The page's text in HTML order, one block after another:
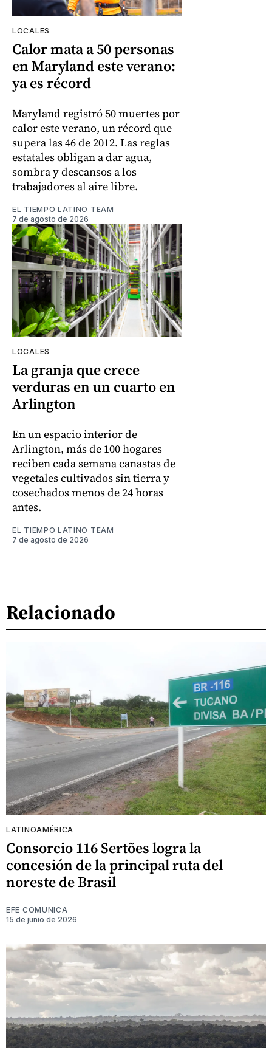
LOCALES
Calor mata a 50 personas
en Maryland este verano:
ya es récord
Maryland registró 50 muertes por
calor este verano, un récord que
supera las 46 de 2012. Las reglas
estatales obligan a dar agua,
sombra y descansos a los
trabajadores al aire libre.
EL TIEMPO LATINO TEAM
7 de agosto de 2026
LOCALES
La granja que crece
verduras en un cuarto en
Arlington
En un espacio interior de
Arlington, más de 100 hogares
reciben cada semana canastas de
vegetales cultivados sin tierra y
cosechados menos de 24 horas
antes.
EL TIEMPO LATINO TEAM
7 de agosto de 2026
Relacionado
LATINOAMÉRICA
Consorcio 116 Sertões logra la
concesión de la principal ruta del
noreste de Brasil
EFE COMUNICA
15 de junio de 2026